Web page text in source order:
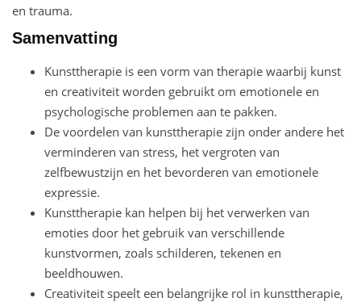
en trauma.
Samenvatting
Kunsttherapie is een vorm van therapie waarbij kunst
en creativiteit worden gebruikt om emotionele en
psychologische problemen aan te pakken.
De voordelen van kunsttherapie zijn onder andere het
verminderen van stress, het vergroten van
zelfbewustzijn en het bevorderen van emotionele
expressie.
Kunsttherapie kan helpen bij het verwerken van
emoties door het gebruik van verschillende
kunstvormen, zoals schilderen, tekenen en
beeldhouwen.
Creativiteit speelt een belangrijke rol in kunsttherapie,